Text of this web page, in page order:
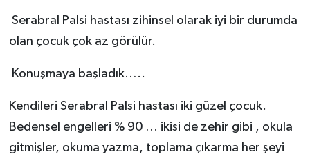
Serabral Palsi hastası zihinsel olarak iyi bir durumda
olan çocuk çok az görülür.
Konuşmaya başladık…..
Kendileri Serabral Palsi hastası iki güzel çocuk.
Bedensel engelleri % 90 … ikisi de zehir gibi , okula
gitmişler, okuma yazma, toplama çıkarma her şeyi